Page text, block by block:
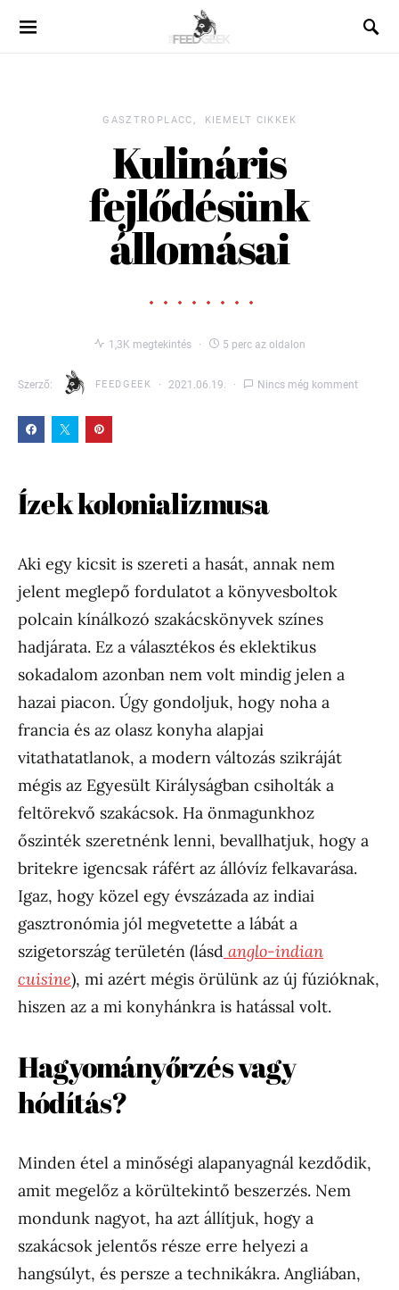
GASZTROPLACC KIEMELT CIKKEK
Kulináris
fejlődésünk
állomásai
1,3K megtekintés 5 perc az oldalon
Szerző: FEEDGEEK 2021.06.19. Nincs még komment
Ízek kolonializmusa
Aki egy kicsit is szereti a hasát, annak nem
jelent meglepő fordulatot a könyvesboltok
polcain kínálkozó szakácskönyvek színes
hadjárata. Ez a választékos és eklektikus
sokadalom azonban nem volt mindig jelen a
hazai piacon. Úgy gondoljuk, hogy noha a
francia és az olasz konyha alapjai
vitathatatlanok, a modern változás szikráját
mégis az Egyesült Királyságban csiholták a
feltörekvő szakácsok. Ha önmagunkhoz
őszinték szeretnénk lenni, bevallhatjuk, hogy a
britekre igencsak ráfért az állóvíz felkavarása.
Igaz, hogy közel egy évszázada az indiai
gasztronómia jól megvetette a lábát a
szigetország területén (lásd anglo-indian
cuisine), mi azért mégis örülünk az új fúzióknak,
hiszen az a mi konyhánkra is hatással volt.
Hagyományőrzés vagy
hódítás?
Minden étel a minőségi alapanyagnál kezdődik,
amit megelőz a körültekintő beszerzés. Nem
mondunk nagyot, ha azt állítjuk, hogy a
szakácsok jelentős része erre helyezi a
hangsúlyt, és persze a technikákra. Angliában,